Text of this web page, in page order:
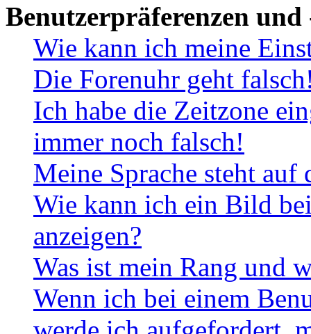
Benutzerpräferenzen und
Wie kann ich meine
Die Forenuhr geht
Ich habe die Zeitzone
immer noch falsch!
Meine Sprache steht
Wie kann ich ein Bild
anzeigen?
Was ist mein Rang und
Wenn ich bei einem